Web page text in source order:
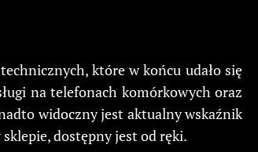
które w końcu udało się
na telefonach komórkowych oraz
widoczny jest aktualny wskaźnik
dostępny jest od ręki.